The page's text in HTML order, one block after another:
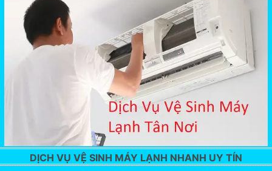
DỊCH VỤ VỆ SINH MÁY LẠNH NHANH UY TÍN